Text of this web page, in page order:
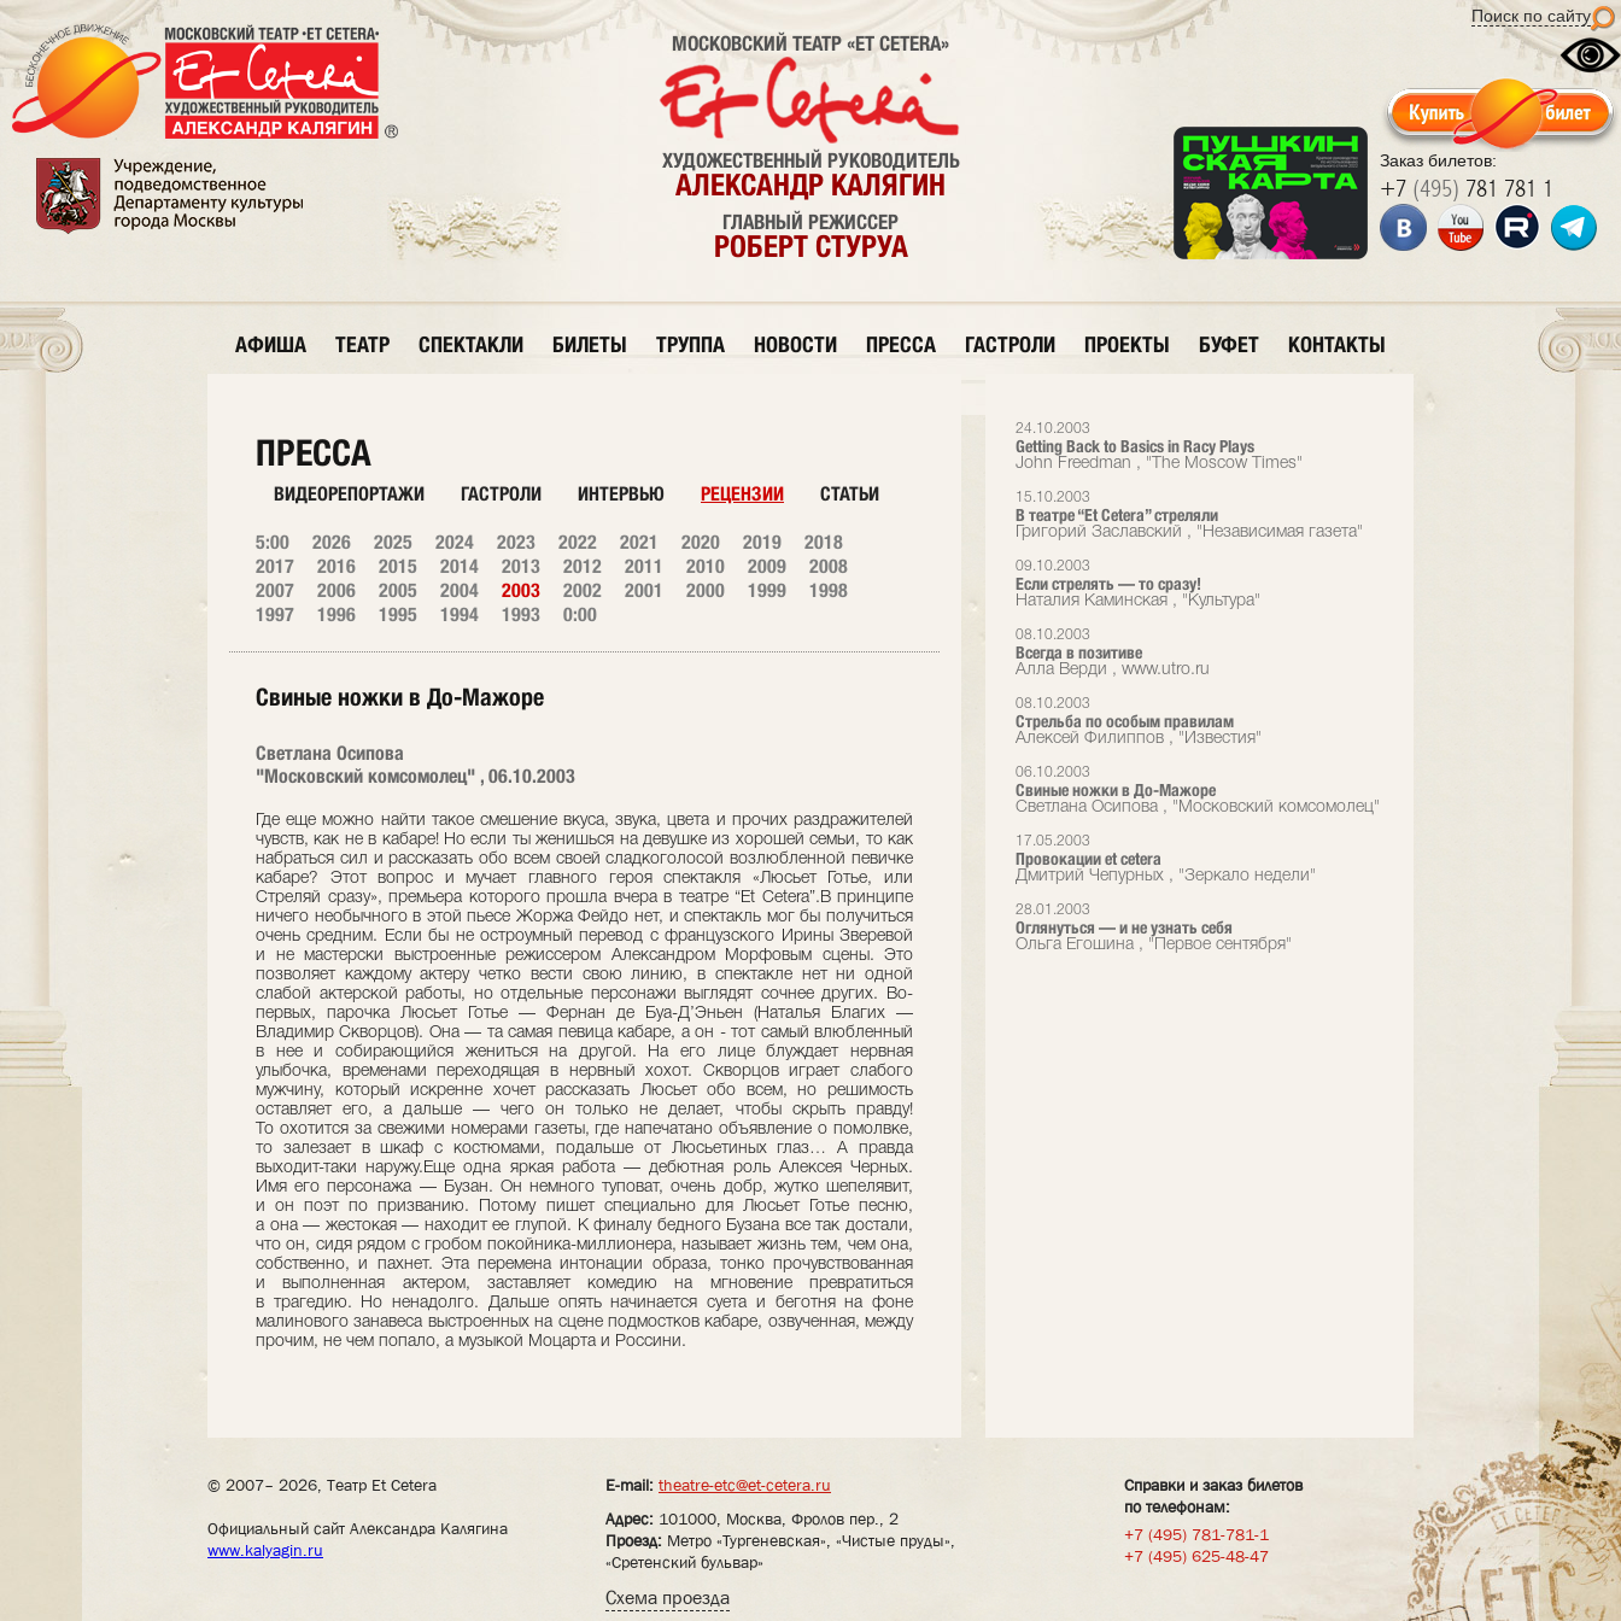
Поиск по сайту
Заказ билетов:
+7 (495) 781 781 1
МОСКОВСКИЙ ТЕАТР «ET CETERA»
ХУДОЖЕСТВЕННЫЙ РУКОВОДИТЕЛЬ
АЛЕКСАНДР КАЛЯГИН
ГЛАВНЫЙ РЕЖИССЕР
РОБЕРТ СТУРУА
АФИША ТЕАТР СПЕКТАКЛИ БИЛЕТЫ ТРУППА НОВОСТИ ПРЕССА ГАСТРОЛИ ПРОЕКТЫ БУФЕТ КОНТАКТЫ
24.10.2003
Getting Back to Basics in Racy Plays
John Freedman , "The Moscow Times"
15.10.2003
В театре “Et Cetera” стреляли
Григорий Заславский , "Независимая газета"
09.10.2003
Если стрелять — то сразу!
Наталия Каминская , "Культура"
08.10.2003
Всегда в позитиве
Алла Верди , www.utro.ru
08.10.2003
Стрельба по особым правилам
Алексей Филиппов , "Известия"
06.10.2003
Свиные ножки в До-Mажоре
Светлана Осипова , "Московский комсомолец"
17.05.2003
Провокации et cetera
Дмитрий Чепурных , "Зеркало недели"
28.01.2003
Оглянуться — и не узнать себя
Ольга Егошина , "Первое сентября"
ПРЕССА
ВИДЕОРЕПОРТАЖИ ГАСТРОЛИ ИНТЕРВЬЮ РЕЦЕНЗИИ СТАТЬИ
5:00 2026 2025 2024 2023 2022 2021 2020 2019
2018
2017
2016 2015 2014 2013 2012 2011 2010 2009
2008
2007
2006 2005 2004 2003 2002 2001 2000 1999
1998
1997
1996 1995 1994 1993 0:00
Свиные ножки в До-Mажоре
Светлана Осипова
"Московский комсомолец" , 06.10.2003
Где еще можно найти такое смешение вкуса, звука, цвета и прочих раздражителей
чувств, как не в кабаре! Но если ты женишься на девушке из хорошей семьи, то как
набраться сил и рассказать обо всем своей сладкоголосой возлюбленной певичке
кабаре? Этот вопрос и мучает главного героя спектакля «Люсьет Готье, или
Стреляй сразу», премьера которого прошла вчера в театре “Et Cetera”.В принципе
ничего необычного в этой пьесе Жоржа Фейдо нет, и спектакль мог бы получиться
очень средним. Если бы не остроумный перевод с французского Ирины Зверевой
и не мастерски выстроенные режиссером Александром Морфовым сцены. Это
позволяет каждому актеру четко вести свою линию, в спектакле нет ни одной
слабой актерской работы, но отдельные персонажи выглядят сочнее других. Во-
первых, парочка Люсьет Готье — Фернан де Буа-Д’Эньен (Наталья Благих —
Владимир Скворцов). Она — та самая певица кабаре, а он - тот самый влюбленный
в нее и собирающийся жениться на другой. На его лице блуждает нервная
улыбочка, временами переходящая в нервный хохот. Скворцов играет слабого
мужчину, который искренне хочет рассказать Люсьет обо всем, но решимость
оставляет его, а дальше — чего он только не делает, чтобы скрыть правду!
То охотится за свежими номерами газеты, где напечатано объявление о помолвке,
то залезает в шкаф с костюмами, подальше от Люсьетиных глаз… А правда
выходит-таки наружу.Еще одна яркая работа — дебютная роль Алексея Черных.
Имя его персонажа — Бузан. Он немного туповат, очень добр, жутко шепелявит,
и он поэт по призванию. Потому пишет специально для Люсьет Готье песню,
а она — жестокая — находит ее глупой. К финалу бедного Бузана все так достали,
что он, сидя рядом с гробом покойника-миллионера, называет жизнь тем, чем она,
собственно, и пахнет. Эта перемена интонации образа, тонко прочувствованная
и выполненная актером, заставляет комедию на мгновение превратиться
в трагедию. Но ненадолго. Дальше опять начинается суета и беготня на фоне
малинового занавеса выстроенных на сцене подмостков кабаре, озвученная, между
прочим, не чем попало, а музыкой Моцарта и Россини.
© 2007– 2026, Театр Et Cetera
Официальный сайт Александра Калягина
www.kalyagin.ru
E-mail: theatre-etc@et-cetera.ru
Адрес: 101000, Москва, Фролов пер., 2
Проезд: Метро «Тургеневская», «Чистые пруды»,
«Сретенский бульвар»
Схема проезда
Справки и заказ билетов
по телефонам:
+7 (495) 781-781-1
+7 (495) 625-48-47